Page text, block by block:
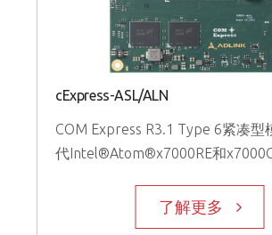
cExpress-ASL/ALN
COM Express R3.1 Type 6紧凑型
代Intel®Atom®x7000RE和
了解更多